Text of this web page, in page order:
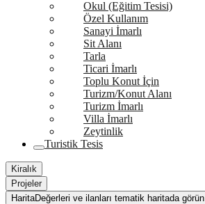
Okul (Eğitim Tesisi)
Özel Kullanım
Sanayi İmarlı
Sit Alanı
Tarla
Ticari İmarlı
Toplu Konut İçin
Turizm/Konut Alanı
Turizm İmarlı
Villa İmarlı
Zeytinlik
Turistik Tesis
Kiralık
Projeler
HaritaDeğerleri ve ilanları tematik haritada görün